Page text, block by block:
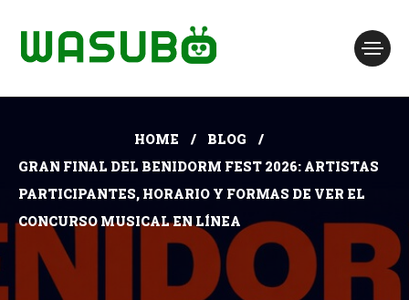
HOME
BLOG
GRAN FINAL DEL BENIDORM FEST 2026: ARTISTAS
PARTICIPANTES, HORARIO Y FORMAS DE VER EL
CONCURSO MUSICAL EN LÍNEA